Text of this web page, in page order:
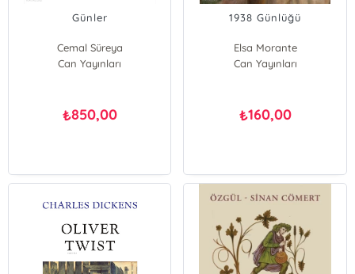
Günler
Cemal Süreya
Can Yayınları
₺850,00
1938 Günlüğü
Elsa Morante
Can Yayınları
₺160,00